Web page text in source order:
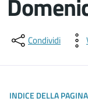
Dettagli
Condividi
INDICE DELLA PAGINA